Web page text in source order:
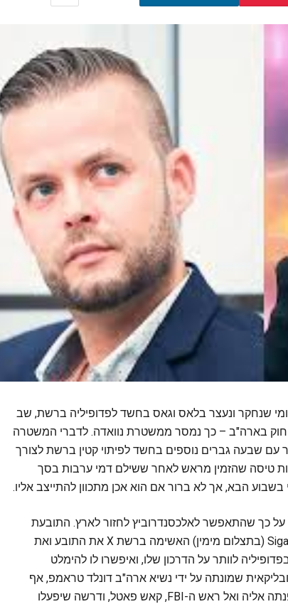
שנחקר ונעצר בלאס וגאס בחשד לפדופיליה ברשת, שב
בארה"ב – כך נמסר ממשטרת נוואדה. לדברי המשטרה
שבעה גברים נוספים בחשד לפיתוי קטין ברשת לצורך
טיסה שהזמין מראש לאחר ששילם דמי ערבות בסך
כך שהתאפשר לאלכסנדרוביץ לחזור לארץ. התובעת
הפדרלית הזמנית של המחוז, סיגל צ'טה, Sigal Chattah (בתצלום מימין) האשימה ברשת X את התובע ואת
לוותר על הדרכון שלו, ואיפשרו לו להימלט
שמונתה על ידי נשיא ארה"ב דונלד טראמפ, אף
טענה שהתובעת הכללית של ארה"ב, פאם בונדי, פנתה אליה ואל ראש ה-FBI, קאש פאטל, ודרשה שיפעלו